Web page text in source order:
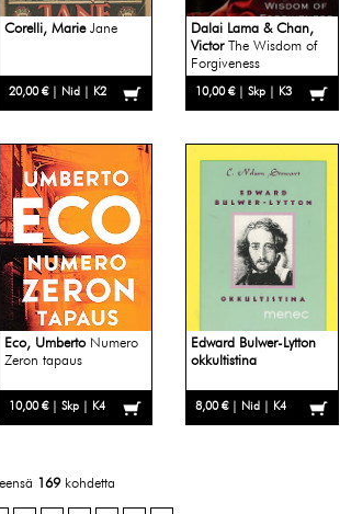
Corelli, Marie Jane
20,00 € | Nid | K2
Dalai Lama & Chan,
Victor The Wisdom of
Forgiveness
10,00 € | Skp | K3
Eco, Umberto Numero
Zeron tapaus
10,00 € | Skp | K4
Edward Bulwer-Lytton
okkultistina
8,00 € | Nid | K4
169kohdetta